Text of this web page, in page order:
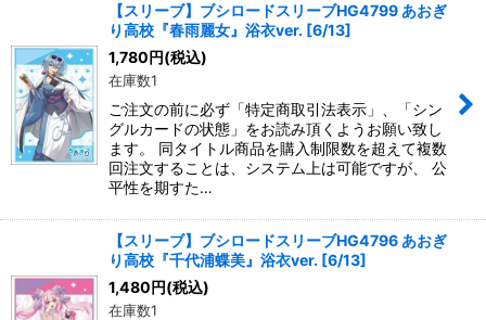
【スリーブ】ブシロードスリーブHG4799 あおぎ
り高校『春雨麗女』浴衣ver. [6/13]
1,780円(税込)
在庫数1
ご注文の前に必ず「特定商取引法表示」、「シン
グルカードの状態」をお読み頂くようお願い致し
ます。 同タイトル商品を購入制限数を超えて複数
回注文することは、システム上は可能ですが、 公
平性を期すた…
【スリーブ】ブシロードスリーブHG4796 あおぎ
り高校『千代浦蝶美』浴衣ver. [6/13]
1,480円(税込)
在庫数1